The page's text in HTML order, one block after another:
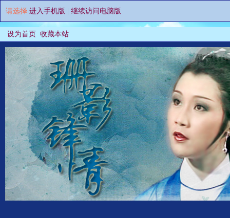
请选择 进入手机版 继续访问电脑版
设为首页 收藏本站